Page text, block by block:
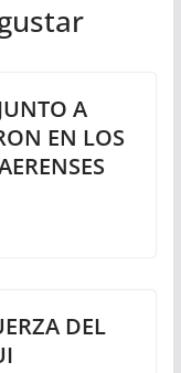
A
EN LOS
DEL